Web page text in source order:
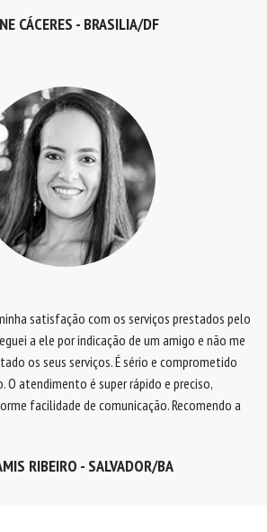
CÁCERES - BRASILIA/DF
satisfação com os serviços prestados pelo
a ele por indicação de um amigo e não me
os seus serviços. É sério e comprometido
O atendimento é super rápido e preciso,
facilidade de comunicação. Recomendo a
RIBEIRO - SALVADOR/BA